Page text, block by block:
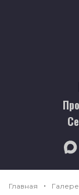
max
Главная